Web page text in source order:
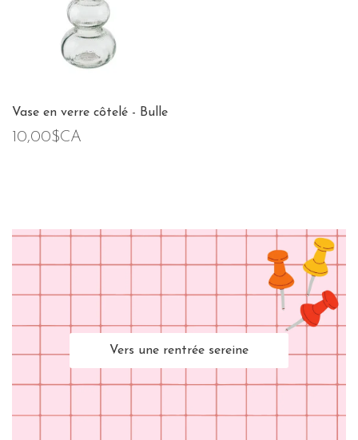
Vase en verre côtelé - Bulle
10,00$CA
Vers une rentrée sereine